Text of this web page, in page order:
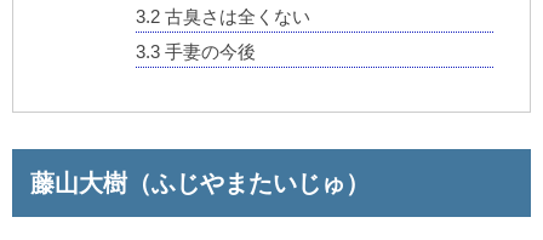
3.2古臭さは全くない
3.3手妻の今後
藤山大樹（ふじやまたいじゅ）